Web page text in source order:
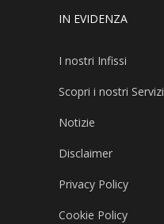
IN EVIDENZA
I nostri Infissi
Scopri i nostri Servizi
Notizie
Disclaimer
Privacy Policy
Cookie Policy